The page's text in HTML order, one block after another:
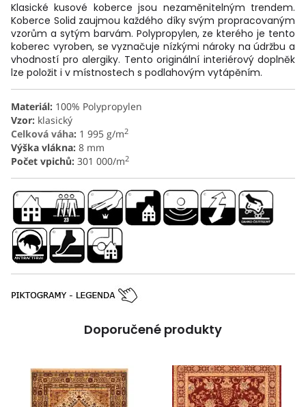
Klasické kusové koberce jsou nezaměnitelným trendem.
Koberce Solid zaujmou každého díky svým propracovaným
vzorům a sytým barvám. Polypropylen, ze kterého je tento
koberec vyroben, se vyznačuje nízkými nároky na údržbu a
vhodností pro alergiky. Tento originální interiérový doplněk
lze položit i v místnostech s podlahovým vytápěním.
Materiál: 100% Polypropylen
Vzor: klasický
Celková váha: 1 995 g/m2
Výška vlákna: 8 mm
Počet vpichů: 301 000/m2
Doporučené produkty